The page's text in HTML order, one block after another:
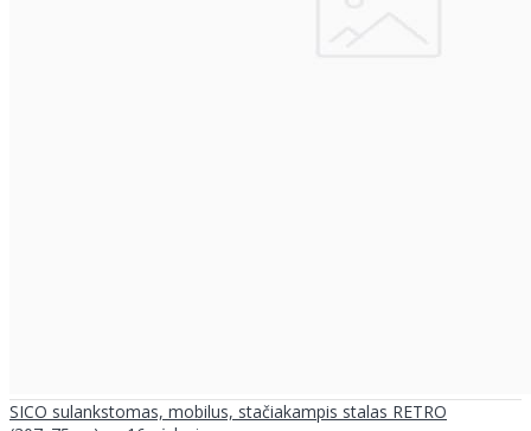
SICO sulankstomas, mobilus, stačiakampis stalas RETRO